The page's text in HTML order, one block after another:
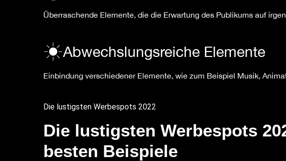
Überraschende Elemente, die die Erwartung des Publikums auf
Abwechslungsreiche Elemente
Einbindung verschiedener Elemente, wie zum Beispiel Musik,
Die lustigsten Werbespots 2022
Die lustigsten Werbespots
besten Beispiele